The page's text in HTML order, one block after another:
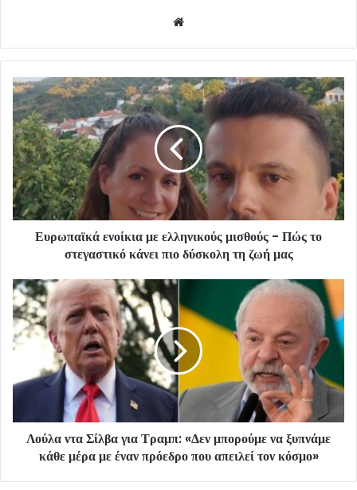
Ευρωπαϊκά ενοίκια με ελληνικούς μισθούς - Πώς το
στεγαστικό κάνει πιο δύσκολη τη ζωή μας
Λούλα ντα Σίλβα για Τραμπ: «Δεν μπορούμε να ξυπνάμε
κάθε μέρα με έναν πρόεδρο που απειλεί τον κόσμο»